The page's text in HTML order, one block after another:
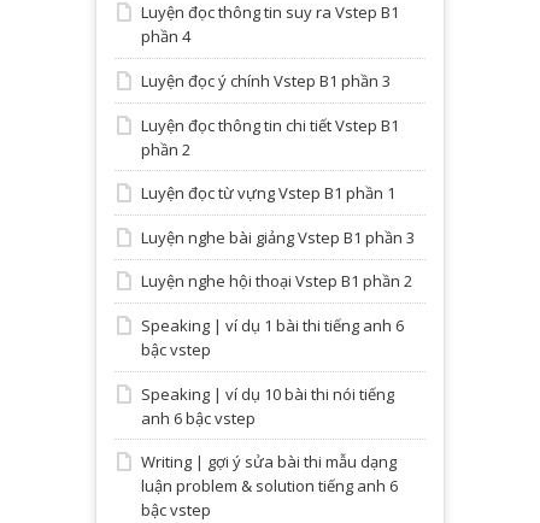
Luyện đọc thông tin suy ra Vstep B1
phần 4
Luyện đọc ý chính Vstep B1 phần 3
Luyện đọc thông tin chi tiết Vstep B1
phần 2
Luyện đọc từ vựng Vstep B1 phần 1
Luyện nghe bài giảng Vstep B1 phần 3
Luyện nghe hội thoại Vstep B1 phần 2
Speaking | ví dụ 1 bài thi tiếng anh 6
bậc vstep
Speaking | ví dụ 10 bài thi nói tiếng
anh 6 bậc vstep
Writing | gợi ý sửa bài thi mẫu dạng
luận problem & solution tiếng anh 6
bậc vstep